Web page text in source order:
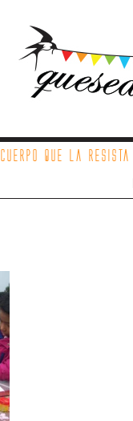
que la resista